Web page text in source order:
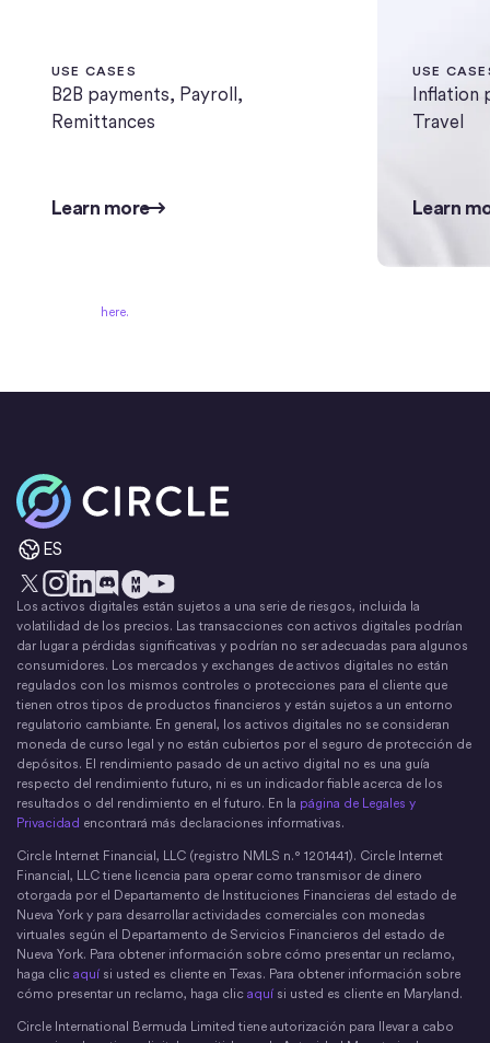
USE CASES
B2B payments, Payroll,
Remittances
Learn more
USE
Inflation
Travel
Learn
here.
Inicio
ES
X Instagram
LinkedIn
DiscordEl movimiento del dinero
YouTube
Los activos digitales están sujetos a una serie de riesgos, incluida la
volatilidad de los precios. Las transacciones con activos digitales podrían
dar lugar a pérdidas significativas y podrían no ser adecuadas para algunos
consumidores. Los mercados y exchanges de activos digitales no están
regulados con los mismos controles o protecciones para el cliente que
tienen otros tipos de productos financieros y están sujetos a un entorno
regulatorio cambiante. En general, los activos digitales no se consideran
moneda de curso legal y no están cubiertos por el seguro de protección de
depósitos. El rendimiento pasado de un activo digital no es una guía
respecto del rendimiento futuro, ni es un indicador fiable acerca de los
resultados o del rendimiento en el futuro. En la página de Legales y
Privacidad encontrará más declaraciones informativas.
Circle Internet Financial, LLC (registro NMLS n.° 1201441). Circle Internet
Financial, LLC tiene licencia para operar como transmisor de dinero
otorgada por el Departamento de Instituciones Financieras del estado de
Nueva York y para desarrollar actividades comerciales con monedas
virtuales según el Departamento de Servicios Financieros del estado de
Nueva York. Para obtener información sobre cómo presentar un reclamo,
haga clic aquí si usted es cliente en Texas. Para obtener información sobre
cómo presentar un reclamo, haga clic aquí si usted es cliente en Maryland.
Circle International Bermuda Limited tiene autorización para llevar a cabo